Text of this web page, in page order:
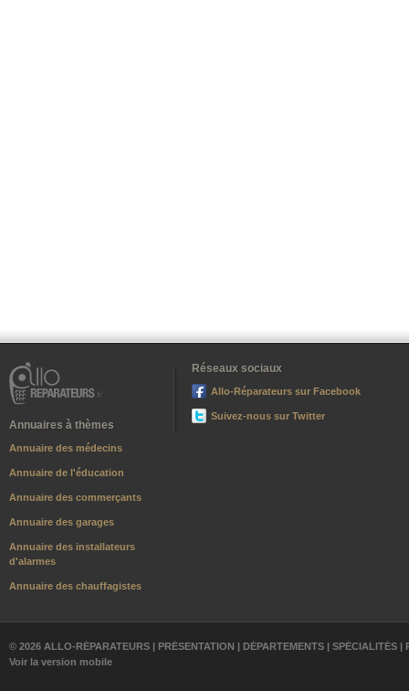
Annuaires à thèmes
Annuaire des médecins
Annuaire de l'éducation
Annuaire des commerçants
Annuaire des garages
Annuaire des installateurs
d'alarmes
Annuaire des chauffagistes
Réseaux sociaux
Allo-Réparateurs sur Facebook
Suivez-nous sur Twitter
© 2026 ALLO-RÉPARATEURS | PRÉSENTATION | DÉPARTEMENTS | SPÉCIALITÉS |
Voir la version mobile